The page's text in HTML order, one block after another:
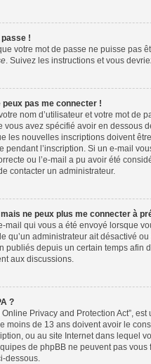
passe !
votre mot de passe ne puisse pas
. Suivez les instructions et vous
pas me connecter !
nom d’utilisateur et votre mot de
vous avez spécifié avoir en dessous
les nouvelles inscriptions doivent
pendant l’inscription. Si un e-mail
ou l’e-mail a pu avoir été
contacter un administrateur.
ne peux plus me connecter à
mail qui vous a été envoyé lorsque
qu’un administrateur ait désactivé
publiés depuis un certain temps
aux discussions.
?
Online Privacy and Protection Act”,
moins de 13 ans doivent avoir le
ou au site Internet dans lequel
de phpBB ne peuvent pas
dessous.